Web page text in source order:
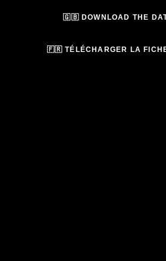
🇬🇧 DOWNLOAD THE
🇫🇷 TÉLÉCHARGER LA